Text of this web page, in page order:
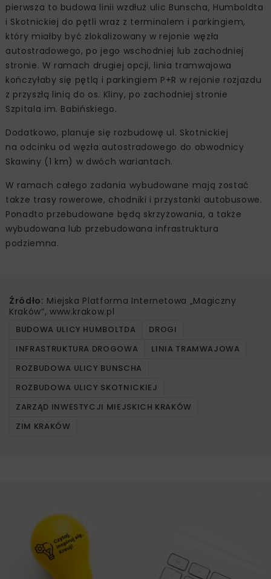
pierwsza to budowa linii wzdłuż ulic Bunscha, Humboldta
i Skotnickiej do pętli wraz z terminalem i parkingiem,
który miałby być zlokalizowany w rejonie węzła
autostradowego, po jego wschodniej lub zachodniej
stronie. W ramach drugiej opcji, linia tramwajowa
kończyłaby się pętlą i parkingiem P+R w rejonie rozjazdu
z przyszłą linią do os. Kliny, po zachodniej stronie
Szpitala im. Babińskiego.
Dodatkowo, planuje się rozbudowę ul. Skotnickiej
na odcinku od węzła autostradowego do obwodnicy
Skawiny (1 km) w dwóch wariantach.
W ramach całego zadania wybudowane mają zostać
także trasy rowerowe, chodniki i przystanki autobusowe.
Ponadto przebudowane będą skrzyżowania, a także
wybudowana lub przebudowana infrastruktura
podziemna.
Źródło: Miejska Platforma Internetowa „Magiczny
Kraków”, www.krakow.pl
BUDOWA ULICY HUMBOLTDA
DROGI
INFRASTRUKTURA DROGOWA
LINIA TRAMWAJOWA
ROZBUDOWA ULICY BUNSCHA
ROZBUDOWA ULICY SKOTNICKIEJ
ZARZĄD INWESTYCJI MIEJSKICH KRAKÓW
ZIM KRAKÓW